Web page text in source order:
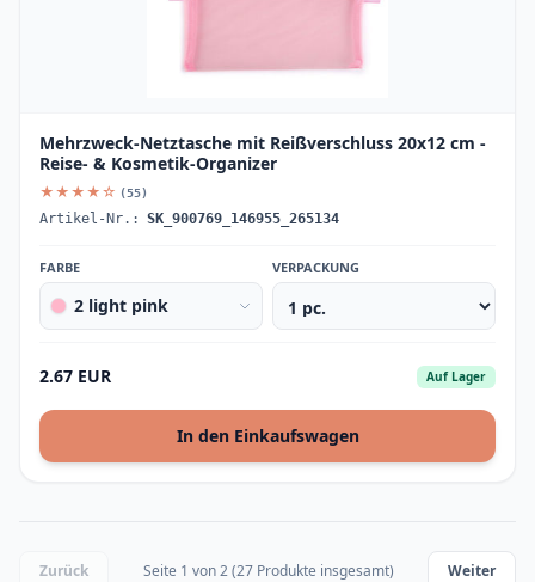
Mehrzweck-Netztasche mit Reißverschluss 20x12 cm -
Reise- & Kosmetik-Organizer
★★★★☆ (55)
Artikel-Nr.: SK_900769_146955_265134
FARBE
2 light pink
VERPACKUNG
2.67 EUR Auf Lager
In den Einkaufswagen
Zurück Seite 1 von 2 (27 Produkte insgesamt) Weiter